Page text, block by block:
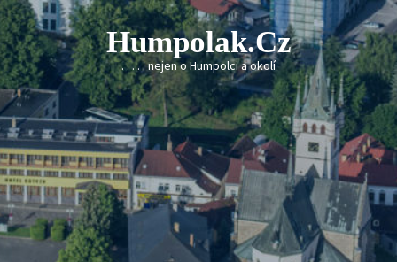
Skip
to
content
Humpolak.cz
. . . . . nejen o Humpolci a okolí